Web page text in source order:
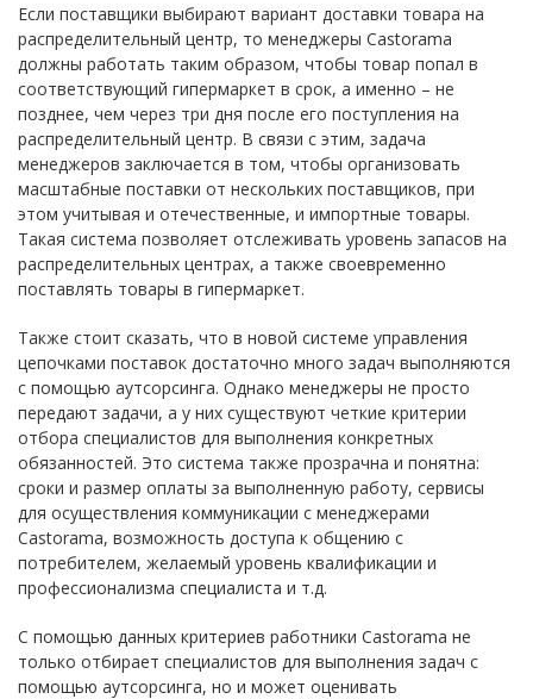
Если поставщики выбирают вариант доставки товара на
распределительный центр, то менеджеры Castorama
должны работать таким образом, чтобы товар попал в
соответствующий гипермаркет в срок, а именно – не
позднее, чем через три дня после его поступления на
распределительный центр. В связи с этим, задача
менеджеров заключается в том, чтобы организовать
масштабные поставки от нескольких поставщиков, при
этом учитывая и отечественные, и импортные товары.
Такая система позволяет отслеживать уровень запасов на
распределительных центрах, а также своевременно
поставлять товары в гипермаркет.
Также стоит сказать, что в новой системе управления
цепочками поставок достаточно много задач выполняются
с помощью аутсорсинга. Однако менеджеры не просто
передают задачи, а у них существуют четкие критерии
отбора специалистов для выполнения конкретных
обязанностей. Это система также прозрачна и понятна:
сроки и размер оплаты за выполненную работу, сервисы
для осуществления коммуникации с менеджерами
Castorama, возможность доступа к общению с
потребителем, желаемый уровень квалификации и
профессионализма специалиста и т.д.
С помощью данных критериев работники Castorama не
только отбирает специалистов для выполнения задач с
помощью аутсорсинга, но и может оценивать